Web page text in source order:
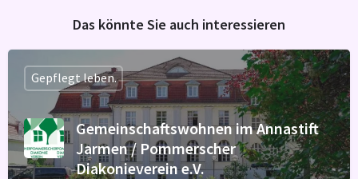
Das könnte Sie auch interessieren
Gemeinschaftswohnen im Annastift
Jarmen / Pommerscher
Diakonieverein e.V.
Gepflegt leben.